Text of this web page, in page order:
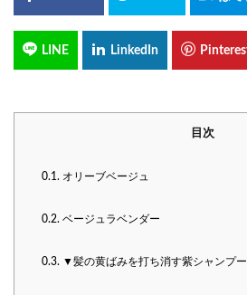
目次
0.1. オリーブベージュ
0.2. ベージュラベンダー
0.3. ▼髪の黄ばみを打ち消す紫シャンプー